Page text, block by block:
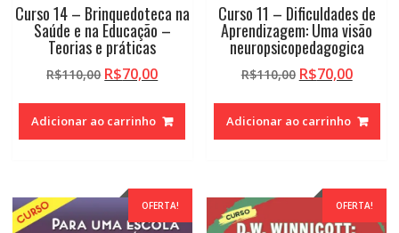
Curso 14 – Brinquedoteca na
Saúde e na Educação –
Teorias e práticas
R$110,00 O
original
era:
R$70,00O
atual
é:
Adicionar ao carrinho
Curso 11 – Dificuldades de
Aprendizagem: Uma visão
neuropsicopedagogica
R$110,00 O
original
era:
R$70,00O
atual
é:
Adicionar ao carrinho
OFERTA! OFERTA!